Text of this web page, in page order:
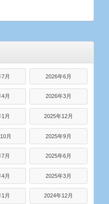
月 2026年6月
月 2026年3月
月 2025年12月
月 2025年9月
月 2025年6月
月 2025年3月
月 2024年12月